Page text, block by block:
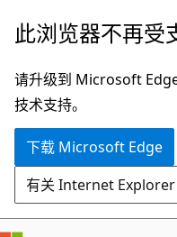
跳
主
要
内
此浏览器不再受
请升级到 Microsoft
技术支持。
下载 Microsoft Edge
有关 Internet